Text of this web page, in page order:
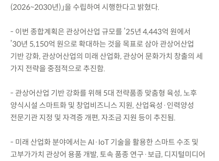
(2026~2030년)」을 수립하여 시행한다고 밝혔다.
- 이번 종합계획은 관상어산업 규모를 ’25년 4,443억 원에서
’30년 5,150억 원으로 확대하는 것을 목표로 삼아 관상어산업
기반 강화, 관상어산업의 미래 산업화, 관상어 문화가치 창출의 세
가지 전략을 중점적으로 추진함.
- 관상어산업 기반 강화를 위해 5대 전략품종 맞춤형 육성, 노후
양식시설 스마트화 및 창업비즈니스 지원, 산업육성·인력양성
전문기관 지정 및 자격증 개편, 자조금 지원 등이 추진됨.
- 미래 산업화 분야에서는 AI·IoT 기술을 활용한 스마트 수조 및
고부가가치 관상어 용품 개발, 토속 품종 연구·보급, 디지털미디어